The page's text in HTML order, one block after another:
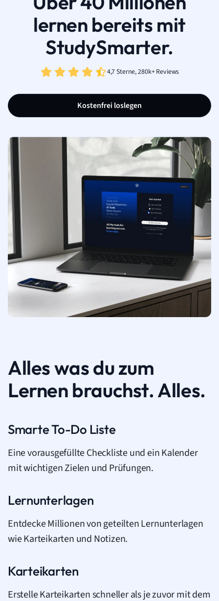
lernen bereits mit
StudySmarter.
4,7 Sterne, 280k+ Reviews
Kostenfrei loslegen
Alles was du zum
Lernen brauchst. Alles.
Smarte To-Do Liste
Eine vorausgefüllte Checkliste und ein Kalender
mit wichtigen Zielen und Prüfungen.
Lernunterlagen
Entdecke Millionen von geteilten Lernunterlagen
wie Karteikarten und Notizen.
Karteikarten
Erstelle Karteikarten schneller als je zuvor mit dem